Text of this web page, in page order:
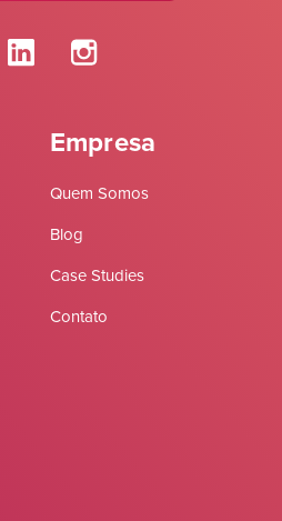
Empresa
Quem Somos
Blog
Case Studies
Contato